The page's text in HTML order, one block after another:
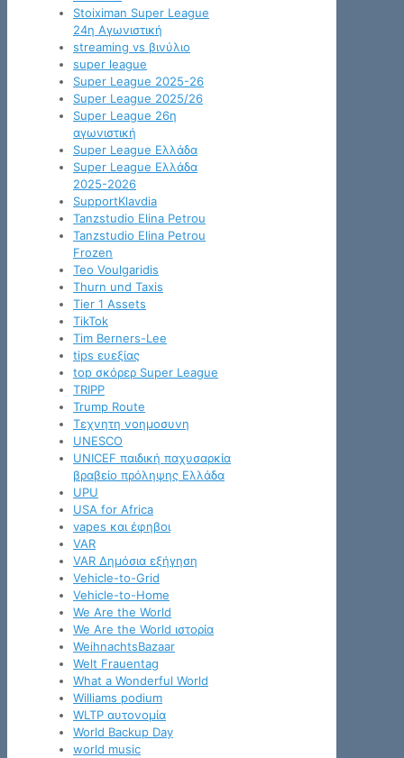
Stoiximan Super League
24η Αγωνιστική
streaming vs βινύλιο
super league
Super League 2025-26
Super League 2025/26
Super League 26η
αγωνιστική
Super League Ελλάδα
Super League Ελλάδα
2025-2026
SupportKlavdia
Tanzstudio Elina Petrou
Tanzstudio Elina Petrou
Frozen
Teo Voulgaridis
Thurn und Taxis
Tier 1 Assets
TikTok
Tim Berners-Lee
tips ευεξίας
top σκόρερ Super League
TRIPP
Trump Route
Tεχνητη νοημοσυνη
UNESCO
UNICEF παιδική παχυσαρκία
βραβείο πρόληψης Ελλάδα
UPU
USA for Africa
vapes και έφηβοι
VAR
VAR Δημόσια εξήγηση
Vehicle-to-Grid
Vehicle-to-Home
We Are the World
We Are the World ιστορία
WeihnachtsBazaar
Welt Frauentag
What a Wonderful World
Williams podium
WLTP αυτονομία
World Backup Day
world music